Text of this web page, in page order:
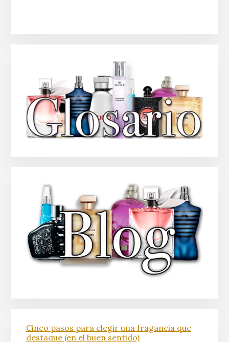
Cinco pasos para elegir una fragancia que
destaque (en el buen sentido)